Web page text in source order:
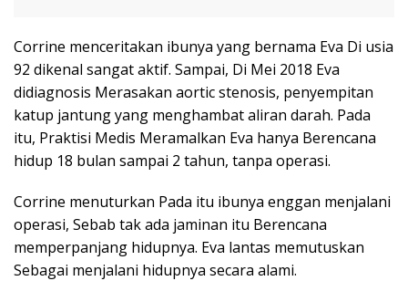
Corrine menceritakan ibunya yang bernama Eva Di usia
92 dikenal sangat aktif. Sampai, Di Mei 2018 Eva
didiagnosis Merasakan aortic stenosis, penyempitan
katup jantung yang menghambat aliran darah. Pada
itu, Praktisi Medis Meramalkan Eva hanya Berencana
hidup 18 bulan sampai 2 tahun, tanpa operasi.
Corrine menuturkan Pada itu ibunya enggan menjalani
operasi, Sebab tak ada jaminan itu Berencana
memperpanjang hidupnya. Eva lantas memutuskan
Sebagai menjalani hidupnya secara alami.